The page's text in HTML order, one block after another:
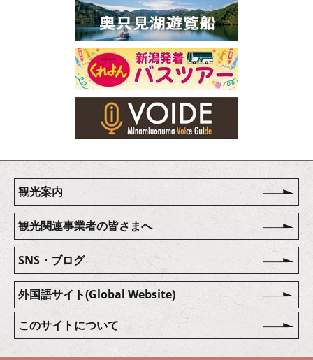
観光案内
観光関連事業者の皆さまへ
SNS・ブログ
外国語サイト(Global Website)
このサイトについて